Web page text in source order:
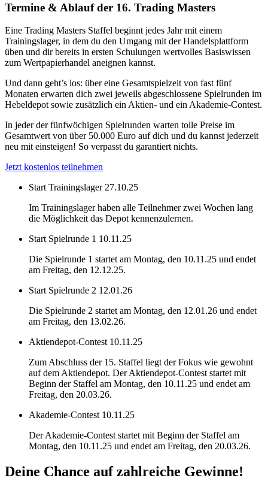
Termine & Ablauf der 16. Trading Masters
Eine Trading Masters Staffel beginnt jedes Jahr mit einem
Trainingslager, in dem du den Umgang mit der Handelsplattform
üben und dir bereits in ersten Schulungen wertvolles Basiswissen
zum Wertpapierhandel aneignen kannst.
Und dann geht’s los: über eine Gesamtspielzeit von fast fünf
Monaten erwarten dich zwei jeweils abgeschlossene Spielrunden im
Hebeldepot sowie zusätzlich ein Aktien- und ein Akademie-Contest.
In jeder der fünfwöchigen Spielrunden warten tolle Preise im
Gesamtwert von über 50.000 Euro auf dich und du kannst jederzeit
neu mit einsteigen! So verpasst du garantiert nichts.
Jetzt kostenlos teilnehmen
Start Trainingslager 27.10.25
Im Trainingslager haben alle Teilnehmer zwei Wochen lang
die Möglichkeit das Depot kennenzulernen.
Start Spielrunde 1 10.11.25
Die Spielrunde 1 startet am Montag, den 10.11.25 und endet
am Freitag, den 12.12.25.
Start Spielrunde 2 12.01.26
Die Spielrunde 2 startet am Montag, den 12.01.26 und endet
am Freitag, den 13.02.26.
Aktiendepot-Contest 10.11.25
Zum Abschluss der 15. Staffel liegt der Fokus wie gewohnt
auf dem Aktiendepot. Der Aktiendepot-Contest startet mit
Beginn der Staffel am Montag, den 10.11.25 und endet am
Freitag, den 20.03.26.
Akademie-Contest 10.11.25
Der Akademie-Contest startet mit Beginn der Staffel am
Montag, den 10.11.25 und endet am Freitag, den 20.03.26.
Deine Chance auf zahlreiche Gewinne!